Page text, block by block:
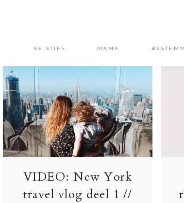
REISTIPS MAMA
VIDEO: New York
travel vlog deel 1 //